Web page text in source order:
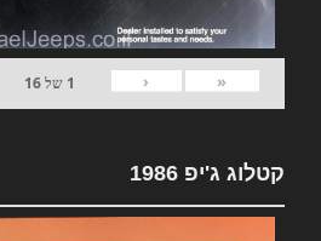
«
‹
1 של16
קטלוג ג'יפ 1986